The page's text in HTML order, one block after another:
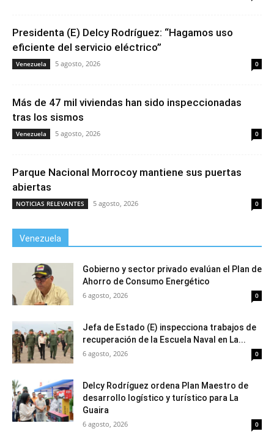
Presidenta (E) Delcy Rodríguez: “Hagamos uso
eficiente del servicio eléctrico”
Venezuela 5 agosto, 2026 0
Más de 47 mil viviendas han sido inspeccionadas
tras los sismos
Venezuela 5 agosto, 2026 0
Parque Nacional Morrocoy mantiene sus puertas
abiertas
NOTICIAS RELEVANTES 5 agosto, 2026 0
Venezuela
Gobierno y sector privado evalúan el Plan de
Ahorro de Consumo Energético
6 agosto, 2026 0
Jefa de Estado (E) inspecciona trabajos de
recuperación de la Escuela Naval en La...
6 agosto, 2026 0
Delcy Rodríguez ordena Plan Maestro de
desarrollo logístico y turístico para La
Guaira
6 agosto, 2026 0